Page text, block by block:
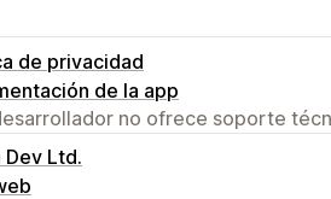
de privacidad
de la app
no ofrece soporte
Dev Ltd.